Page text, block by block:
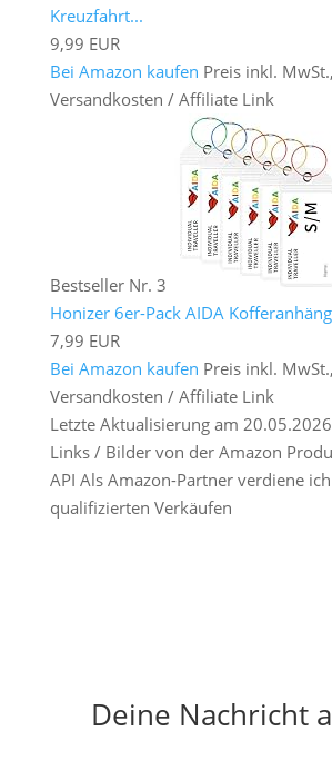
Kreuzfahrt...
9,99 EUR
Bei Amazon kaufen Preis inkl.
Versandkosten / Affiliate Link
Bestseller Nr. 3
Honizer 6er-Pack AIDA
7,99 EUR
Bei Amazon kaufen Preis inkl.
Versandkosten / Affiliate Link
Letzte Aktualisierung am
Links / Bilder von der Amazon
API Als Amazon-Partner verdiene
qualifizierten Verkäufen
Deine Nachricht